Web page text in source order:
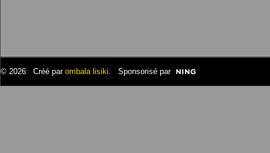
© 2026 Créé par ombala lisiki. Sponsorisé par